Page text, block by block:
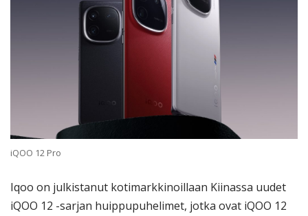
iQOO 12 Pro
Iqoo on julkistanut kotimarkkinoillaan Kiinassa uudet
iQOO 12 -sarjan huippupuhelimet, jotka ovat iQOO 12